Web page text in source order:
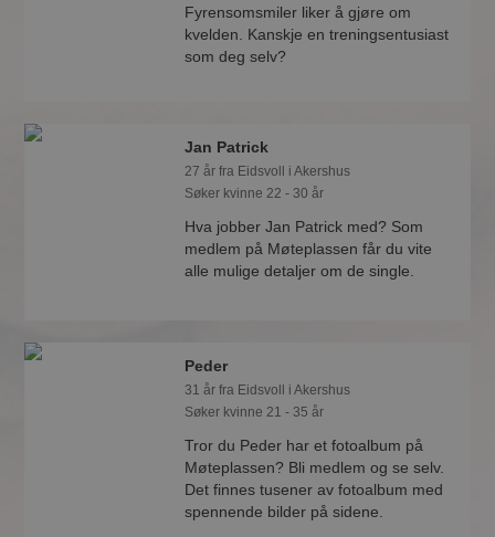
Fyrensomsmiler liker å gjøre om
kvelden. Kanskje en treningsentusiast
som deg selv?
Jan Patrick
27 år fra Eidsvoll i Akershus
Søker kvinne 22 - 30 år
Hva jobber Jan Patrick med? Som
medlem på Møteplassen får du vite
alle mulige detaljer om de single.
Peder
31 år fra Eidsvoll i Akershus
Søker kvinne 21 - 35 år
Tror du Peder har et fotoalbum på
Møteplassen? Bli medlem og se selv.
Det finnes tusener av fotoalbum med
spennende bilder på sidene.